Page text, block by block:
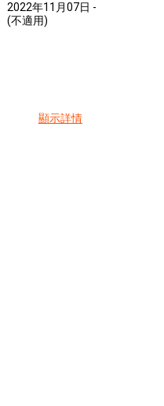
2022年11月07日 -
(不適用)
顯示詳情